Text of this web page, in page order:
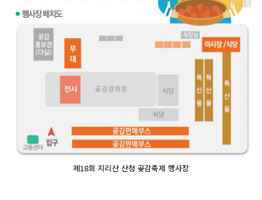
제18회 지리산 산청 곶감축제 행사장